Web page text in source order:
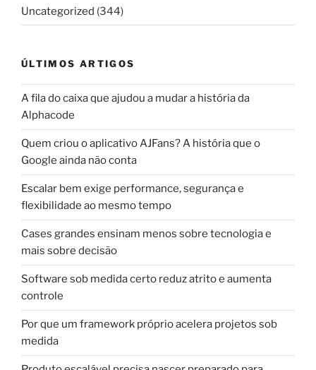
Uncategorized (344)
ÚLTIMOS ARTIGOS
A fila do caixa que ajudou a mudar a história da
Alphacode
Quem criou o aplicativo AJFans? A história que o
Google ainda não conta
Escalar bem exige performance, segurança e
flexibilidade ao mesmo tempo
Cases grandes ensinam menos sobre tecnologia e
mais sobre decisão
Software sob medida certo reduz atrito e aumenta
controle
Por que um framework próprio acelera projetos sob
medida